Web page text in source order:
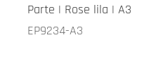
Parte | Rose lila | A3
EP9234-A3